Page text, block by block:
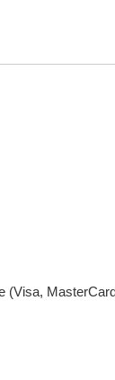
(Visa,